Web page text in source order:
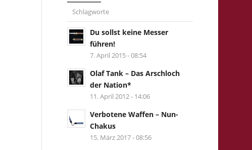
Schlagworte
Du sollst keine Messer
führen!
7. April 2015 - 08:54
Olaf Tank – Das Arschloch
der Nation*
11. April 2012 - 14:06
Verbotene Waffen – Nun-
Chakus
15. März 2017 - 08:56